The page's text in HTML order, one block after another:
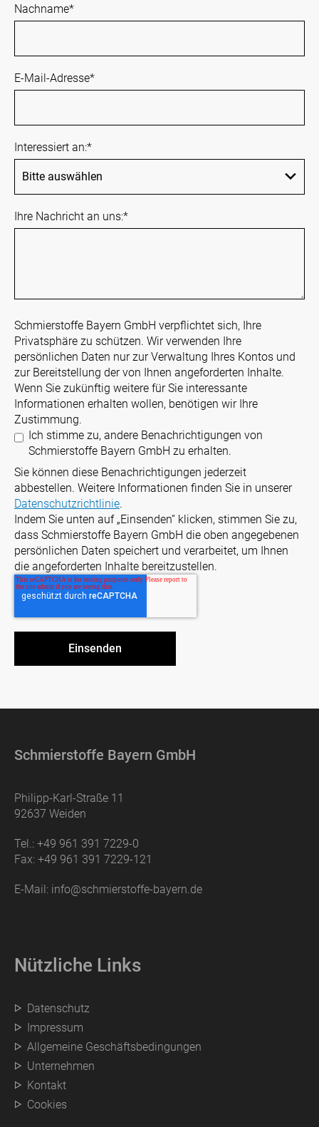
Nachname*
E-Mail-Adresse*
Interessiert an:*
Ihre Nachricht an uns:*
Schmierstoffe Bayern GmbH verpflichtet sich, Ihre
Privatsphäre zu schützen. Wir verwenden Ihre
persönlichen Daten nur zur Verwaltung Ihres Kontos und
zur Bereitstellung der von Ihnen angeforderten Inhalte.
Wenn Sie zukünftig weitere für Sie interessante
Informationen erhalten wollen, benötigen wir Ihre
Zustimmung.
Ich stimme zu, andere Benachrichtigungen von
Schmierstoffe Bayern GmbH zu erhalten.
Sie können diese Benachrichtigungen jederzeit
abbestellen. Weitere Informationen finden Sie in unserer
Datenschutzrichtlinie.
Indem Sie unten auf „Einsenden“ klicken, stimmen Sie zu,
dass Schmierstoffe Bayern GmbH die oben angegebenen
persönlichen Daten speichert und verarbeitet, um Ihnen
die angeforderten Inhalte bereitzustellen.
Schmierstoffe Bayern GmbH
Philipp-Karl-Straße 11
92637 Weiden
Tel.: +49 961 391 7229-0
Fax: +49 961 391 7229-121
E-Mail: info@schmierstoffe-bayern.de
Nützliche Links
Datenschutz
Impressum
Allgemeine Geschäftsbedingungen
Unternehmen
Kontakt
Cookies